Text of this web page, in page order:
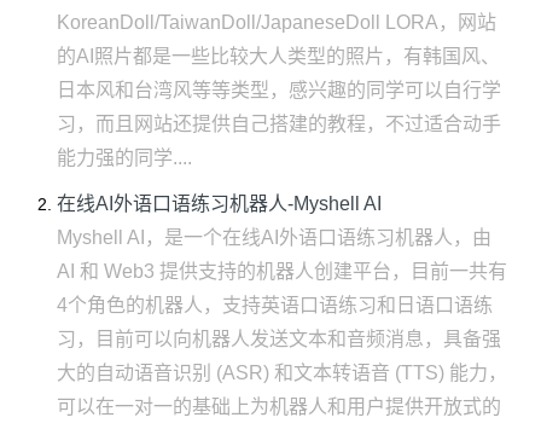
KoreanDoll/TaiwanDoll/JapaneseDoll LORA，网站
的AI照片都是一些比较大人类型的照片，有韩国风、
日本风和台湾风等等类型，感兴趣的同学可以自行学
习，而且网站还提供自己搭建的教程，不过适合动手
能力强的同学....
在线AI外语口语练习机器人-Myshell AI
Myshell AI，是一个在线AI外语口语练习机器人，由
AI 和 Web3 提供支持的机器人创建平台，目前一共有
4个角色的机器人，支持英语口语练习和日语口语练
习，目前可以向机器人发送文本和音频消息，具备强
大的自动语音识别 (ASR) 和文本转语音 (TTS) 能力，
可以在一对一的基础上为机器人和用户提供开放式的